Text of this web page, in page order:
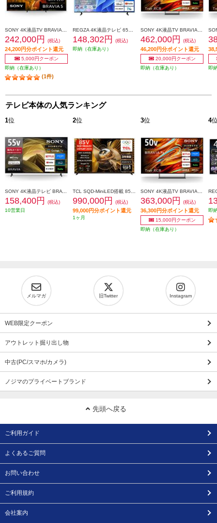
242,000円 (税込)
24,200円分ポイント還元
5,000円クーポン
即納（在庫あり）
(1件)
148,302円
(税込)
即納（在庫あり）
462,000円 (税込)
46,200円分ポイント還元
20,000円クーポン
即納（在庫あり）
即
テレビ本体の人気ランキング
1位
158,400円
(税込)
10営業日
2位
990,000円 (税込)
99,000円分ポイント還元
1ヶ月
3位
363,000円 (税込)
36,300円分ポイント還元
15,000円クーポン
即納（在庫あり）
4
即
メルマガ 旧Twitter Instagram
WEB限定クーポン
アウトレット掘り出し物
中古(PC/スマホ/カメラ)
ノジマのプライベートブランド
先頭へ戻る
ご利用ガイド
よくあるご質問
お問い合わせ
ご利用規約
会社案内